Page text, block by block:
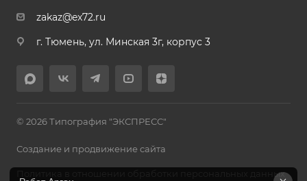
zakaz@ex72.ru
г. Тюмень, ул. Минская 3г, корпус 3
© 2026 Типография "ЭКСПРЕСС"
Создание и продвижение сайта
Политика в отношении обработки персональных данных